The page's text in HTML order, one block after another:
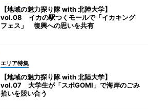
【地域の魅力探り隊 with 北陸大学】
vol.08 イカの駅つくモールで「イカキング
フェス」 復興への思いを共有
エリア特集
【地域の魅力探り隊 with 北陸大学】
vol.07 大学生が「スポGOMI」で海岸のごみ
拾いを競い合う